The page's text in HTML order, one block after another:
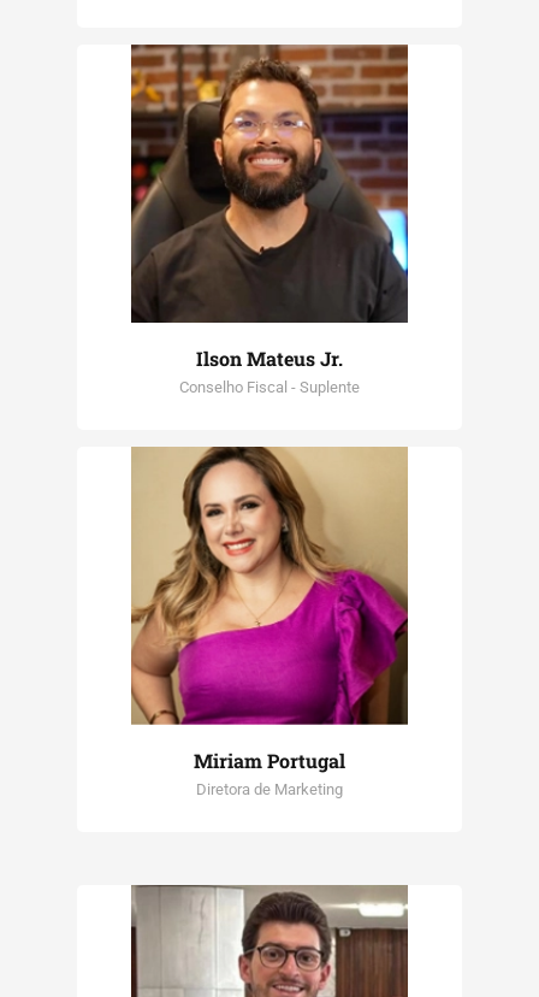
Ilson Mateus Jr.
Conselho Fiscal - Suplente
Miriam Portugal
Diretora de Marketing